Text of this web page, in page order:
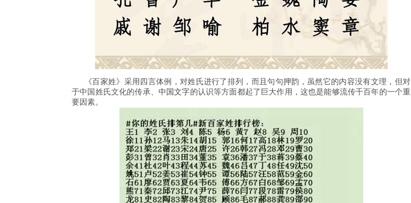
《百家姓》采用四言体例，对姓氏进行了排列，而且句句押韵 ，虽然它的内容没有文理，但对
于中国姓氏文化的传承、 中国文字的认识等方面都起了巨大作用，这也是能够流传千百年的一个重
要因素。